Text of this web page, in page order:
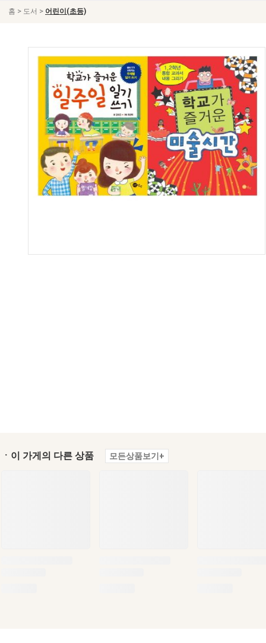
홈 > 도서 > 어린이(초등)
ㆍ이 가게의 다른 상품 모든상품보기+